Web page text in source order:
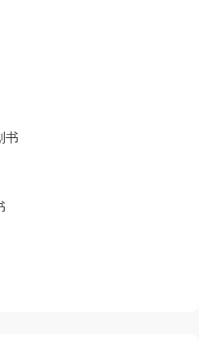
书